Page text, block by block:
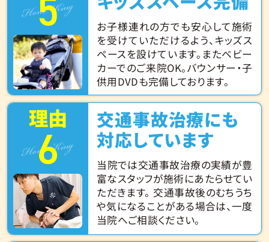
Hone King
お子様連れの方でも安心して施術
を受けていただけるよう、キッズス
ペースを設けています。またベビー
カーでのご来院OK。バウンサー・子
供用DVDも完備しております。
理由
6
Hone King
交通事故治療にも
対応しています
当院では交通事故治療の実績が豊
富なスタッフが施術にあたらせてい
ただきます。 交通事故後のむちうち
や気になることがある場合は、一度
当院へご相談ください。